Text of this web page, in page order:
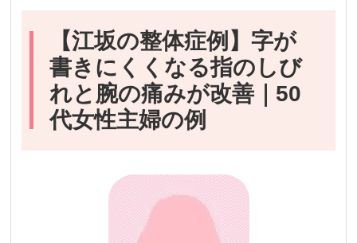
【江坂の整体症例】字が
書きにくくなる指のしび
れと腕の痛みが改善｜50
代女性主婦の例